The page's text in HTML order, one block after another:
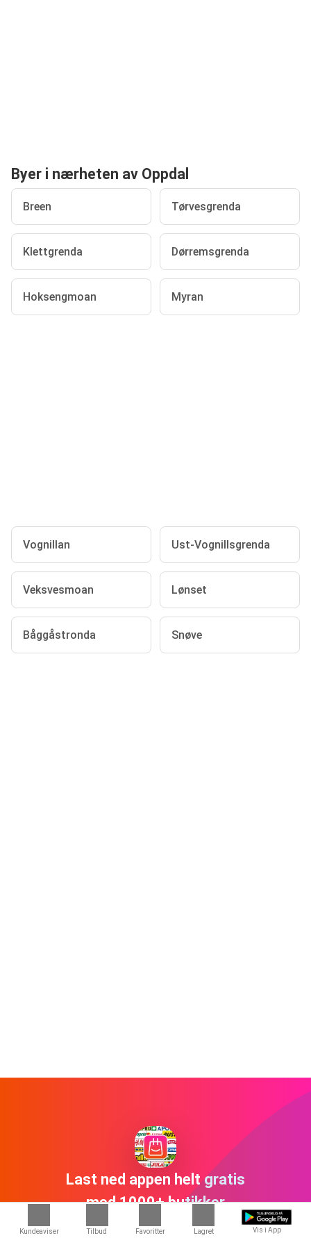
Kundeaviser Tilbud Favoritter Lagret Vis i App
Byer i nærheten av Oppdal
Breen Tørvesgrenda
Klettgrenda Dørremsgrenda
Hoksengmoan Myran
Vognillan Ust-Vognillsgrenda
Veksvesmoan Lønset
Båggåstronda Snøve
Last ned appen helt gratis
med 1000+ butikker